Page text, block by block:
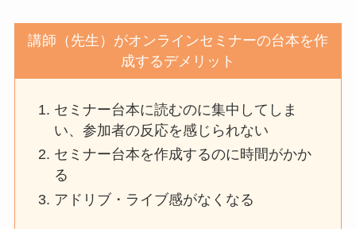
講師（先生）がオンラインセミナーの台本を作
成するデメリット
セミナー台本に読むのに集中してしま
い、参加者の反応を感じられない
セミナー台本を作成するのに時間がかか
る
アドリブ・ライブ感がなくなる